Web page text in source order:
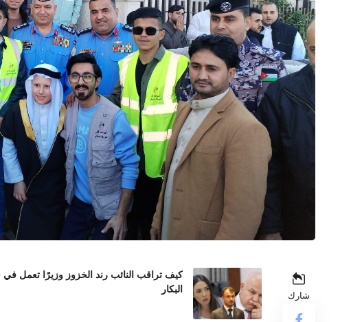
شارك
كيف تراقب النائب رند الخزوز وزيرًا تعمل
البكار